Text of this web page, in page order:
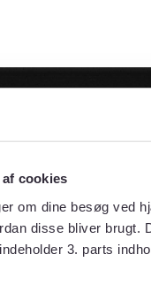
cookies
om dine besøg ved
disse bliver
3. parts